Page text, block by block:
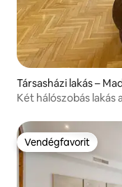
Társasházi lakás –
Két hálószobás lakás
Vendégfavorit
Vendégfavorit